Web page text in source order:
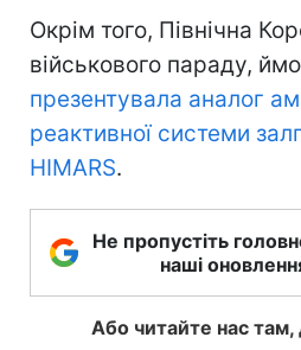
Окрім того, Північна
військового параду,
презентувала аналог
реактивної системи
HIMARS.
Не пропустіть
наші
Або читайте нас там,